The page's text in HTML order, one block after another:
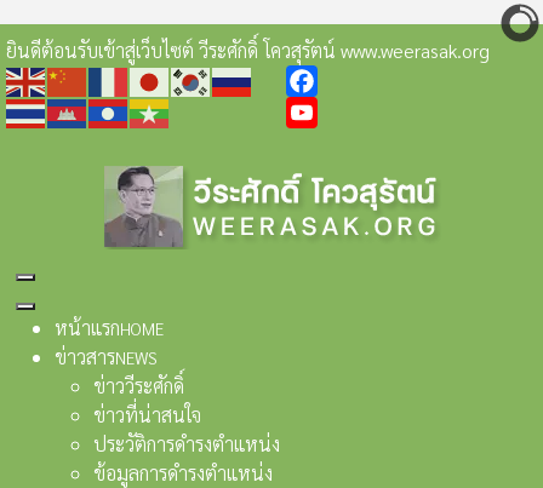
ยินดีต้อนรับเข้าสู่เว็บไซต์ วีระศักดิ์ โควสุรัตน์ www.weerasak.org
Facebook
หน้าแรกHOME
ข่าวสารNEWS
ข่าววีระศักดิ์
ข่าวที่น่าสนใจ
ประวัติการดำรงตำแหน่ง
ข้อมูลการดำรงตำแหน่ง